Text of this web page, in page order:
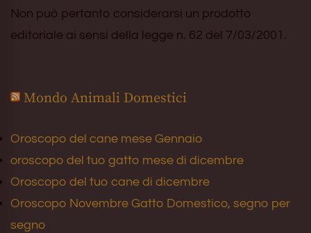
Non può pertanto considerarsi un prodotto
editoriale ai sensi della legge n. 62 del 7/03/2001.
Mondo Animali Domestici
Oroscopo del cane mese Gennaio
oroscopo del tuo gatto mese di dicembre
Oroscopo del tuo cane di dicembre
Oroscopo Novembre Gatto Domestico, segno per
segno